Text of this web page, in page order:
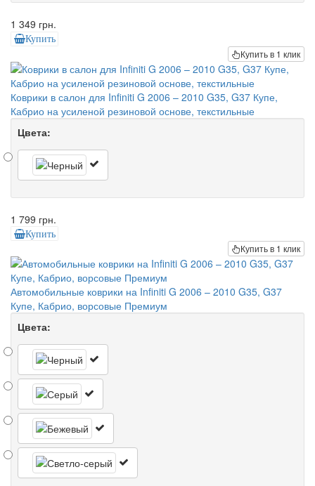
1 349 грн.
Купить
Купить в 1 клик
Коврики в салон для Infiniti G 2006 – 2010 G35, G37 Купе,
Кабрио на усиленой резиновой основе, текстильные
Цвета:
1 799 грн.
Купить
Купить в 1 клик
Автомобильные коврики на Infiniti G 2006 – 2010 G35, G37
Купе, Кабрио, ворсовые Премиум
Цвета: